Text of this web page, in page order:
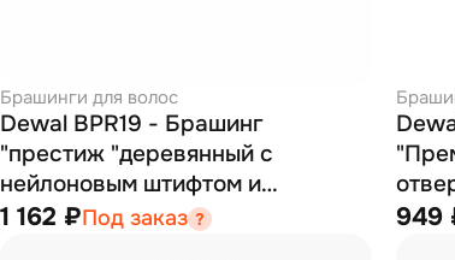
Брашинги для волос
Dewal BPR19 - Брашинг
"престиж "деревянный с
нейлоновым штифтом и
натуральной щетиной с
1 162 ₽Под заказ 949